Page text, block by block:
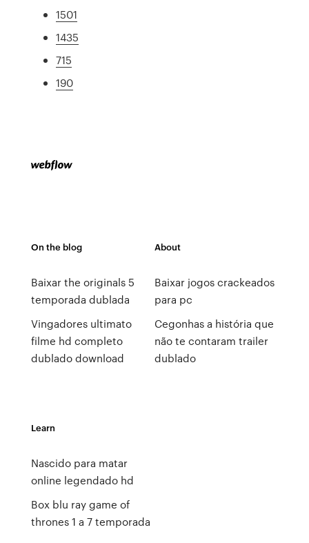
1501
1435
715
190
On the blog
Baixar the originals 5
temporada dublada
Vingadores ultimato
filme hd completo
dublado download
About
Baixar jogos crackeados
para pc
Cegonhas a história que
não te contaram trailer
dublado
Learn
Nascido para matar
online legendado hd
Box blu ray game of
thrones 1 a 7 temporada